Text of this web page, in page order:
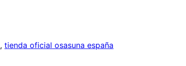
, tienda oficial osasuna españa